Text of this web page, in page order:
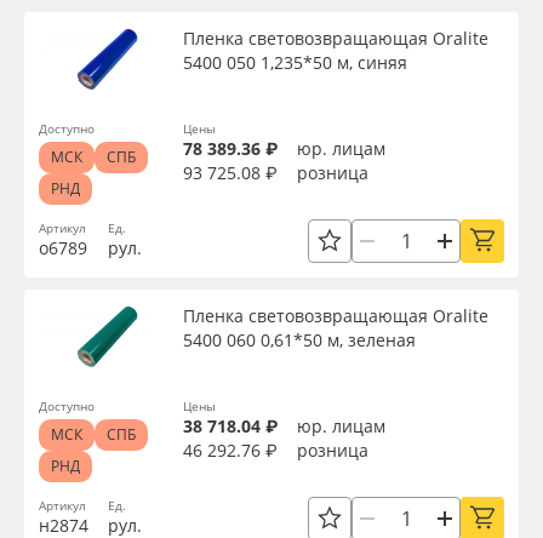
Артикул
о6789
Пленка световозвращающая Oralite
5400 050 1,235*50 м, синяя
Ед.
рул.
Цены
78 389.36 ₽
юр. лицам
93 725.08 ₽
розница
Доступно
МСК
СПБ
РНД
Артикул
н2874
Пленка световозвращающая Oralite
5400 060 0,61*50 м, зеленая
Ед.
рул.
Цены
38 718.04 ₽
юр. лицам
46 292.76 ₽
розница
Доступно
МСК
СПБ
РНД